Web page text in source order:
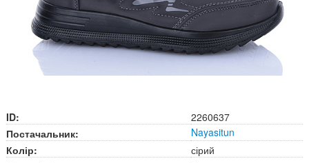
ID:
2260637
Постачальник:
Nayasitun
Колір:
сірий